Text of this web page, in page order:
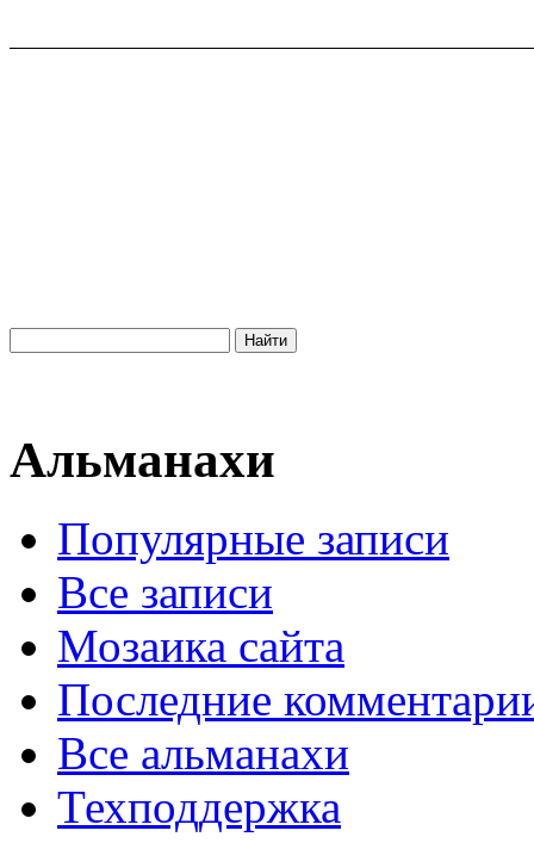
Альманахи
Популярные записи
Все записи
Мозаика сайта
Последние
Все альманахи
Техподдержка